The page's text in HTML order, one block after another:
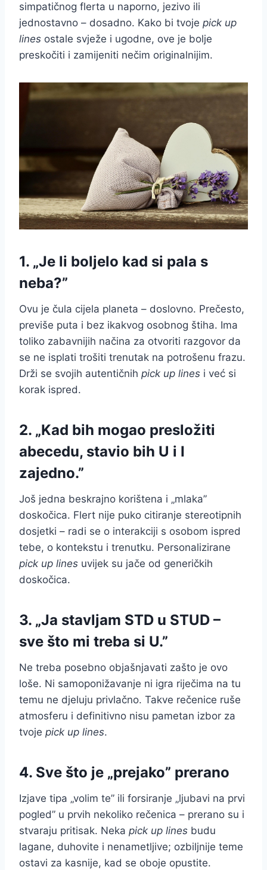
simpatičnog flerta u naporno, jezivo ili
jednostavno – dosadno. Kako bi tvoje pick up
lines ostale svježe i ugodne, ove je bolje
preskočiti i zamijeniti nečim originalnijim.
1. „Je li boljelo kad si pala s
neba?”
Ovu je čula cijela planeta – doslovno. Prečesto,
previše puta i bez ikakvog osobnog štiha. Ima
toliko zabavnijih načina za otvoriti razgovor da
se ne isplati trošiti trenutak na potrošenu frazu.
Drži se svojih autentičnih pick up lines i već si
korak ispred.
2. „Kad bih mogao presložiti
abecedu, stavio bih U i I
zajedno.”
Još jedna beskrajno korištena i „mlaka”
doskočica. Flert nije puko citiranje stereotipnih
dosjetki – radi se o interakciji s osobom ispred
tebe, o kontekstu i trenutku. Personalizirane
pick up lines uvijek su jače od generičkih
doskočica.
3. „Ja stavljam STD u STUD –
sve što mi treba si U.”
Ne treba posebno objašnjavati zašto je ovo
loše. Ni samoponižavanje ni igra riječima na tu
temu ne djeluju privlačno. Takve rečenice ruše
atmosferu i definitivno nisu pametan izbor za
tvoje pick up lines.
4. Sve što je „prejako” prerano
Izjave tipa „volim te” ili forsiranje „ljubavi na prvi
pogled” u prvih nekoliko rečenica – prerano su i
stvaraju pritisak. Neka pick up lines budu
lagane, duhovite i nenametljive; ozbiljnije teme
ostavi za kasnije, kad se oboje opustite.